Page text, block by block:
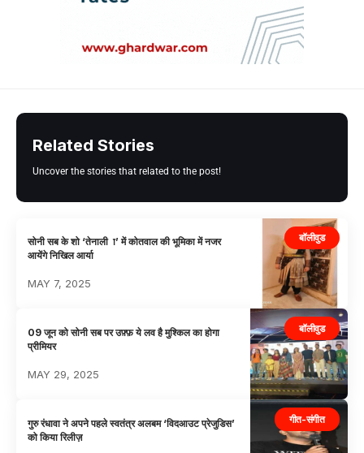
Related Stories
Uncover the stories that related to the post!
बॉलीवुड
सोनी सब के शो ‘तेनाली ा’ में कोतवाल की भूमिका में नजर
आयेंगे निखिल आर्या
MAY 7, 2025
बॉलीवुड
09 जून को सोनी सब पर उफ़्फ़ ये लव है मुश्किल का होगा
प्रीमियर
MAY 29, 2025
गीत-संगीत
गुरु रंधावा ने अपने पहले स्वतंत्र अलबम ‘विदआउट प्रेजुडिस’
को किया रिलीज़